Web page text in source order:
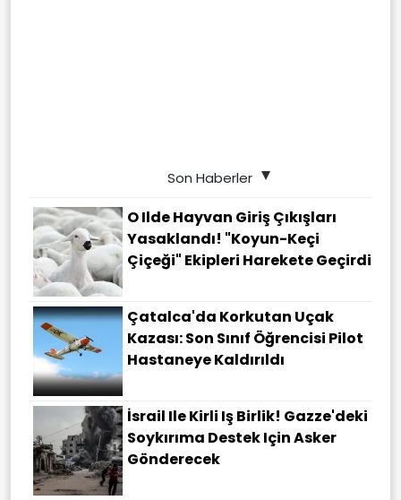
Son Haberler
O Ilde Hayvan Giriş Çıkışları
Yasaklandı! "Koyun-Keçi
Çiçeği" Ekipleri Harekete Geçirdi
Çatalca'da Korkutan Uçak
Kazası: Son Sınıf Öğrencisi Pilot
Hastaneye Kaldırıldı
İsrail Ile Kirli Iş Birlik! Gazze'deki
Soykırıma Destek Için Asker
Gönderecek